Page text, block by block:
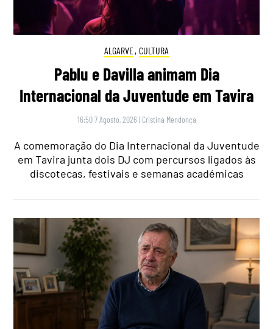
ALGARVE, CULTURA
Pablu e Davilla animam Dia
Internacional da Juventude em Tavira
16:50 7 Agosto, 2026 | Cristina Mendonça
A comemoração do Dia Internacional da Juventude
em Tavira junta dois DJ com percursos ligados às
discotecas, festivais e semanas académicas